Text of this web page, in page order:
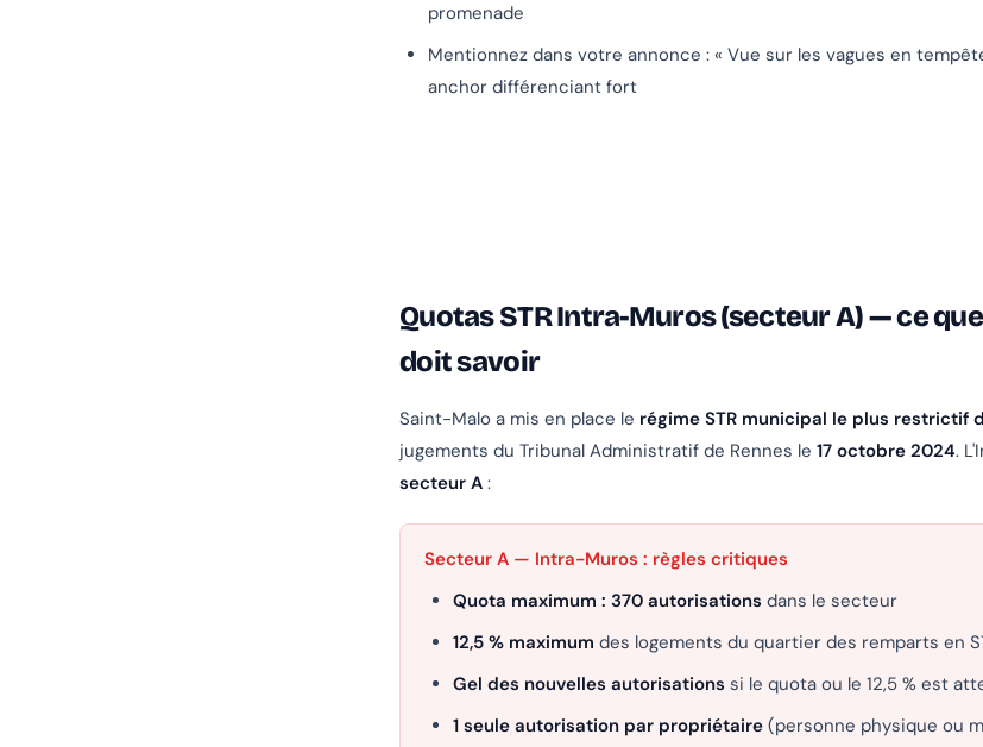
promenade
Mentionnez dans votre annonce : « Vue sur les vagues en
anchor différenciant fort
Quotas STR Intra-Muros (secteur A) — ce
doit savoir
Saint-Malo a mis en place le régime STR municipal le plus restrictif
jugements du Tribunal Administratif de Rennes le 17 octobre 2024.
secteur A :
Secteur A — Intra-Muros : règles critiques
Quota maximum : 370 autorisations dans le secteur
12,5 % maximum des logements du quartier des remparts en
Gel des nouvelles autorisations si le quota ou le 12,5 % est
1 seule autorisation par propriétaire (personne physique ou